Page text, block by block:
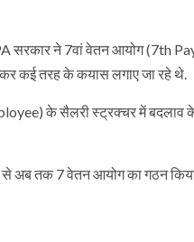
ने 7वां वेतन आयोग (7th
कई तरह के कयास लगाए जा रहे थे.
के सैलरी स्ट्रक्चर में बदलाव
तक 7 वेतन आयोग का गठन किया